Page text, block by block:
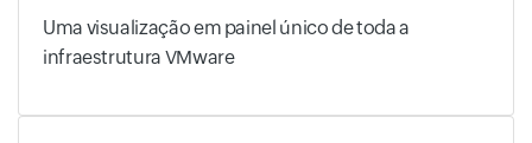
Uma visualização em painel único de toda a
infraestrutura VMware